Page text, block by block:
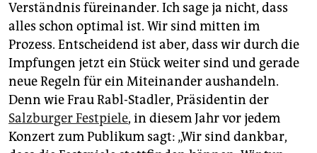
Verständnis füreinander. Ich sage ja nicht, dass
alles schon optimal ist. Wir sind mitten im
Prozess. Entscheidend ist aber, dass wir durch die
Impfungen jetzt ein Stück weiter sind und gerade
neue Regeln für ein Miteinander aushandeln.
Denn wie Frau Rabl-Stadler, Präsidentin der
Salzburger Festpiele, in diesem Jahr vor jedem
Konzert zum Publikum sagt: „Wir sind dankbar,